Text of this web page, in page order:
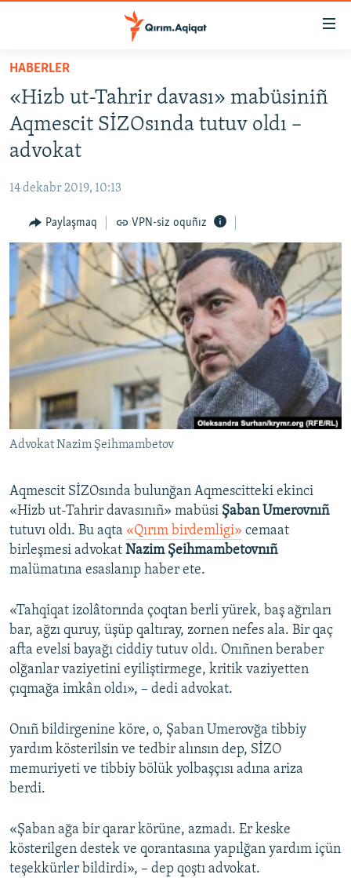
Esas
qaytmaq
Baş
navigatsiyağa
qaytmaq
Qıdıruvğa
HABERLER
İQTİSADİYAT
MEDENİYET
İNSAN AQLARI
VİDEO
SÜRET
BLOGLAR
FİKİR
Русский
Українською
QOŞULIÑIZ!
RFE/RS bütün saytları
HABERLER
«Hizb ut-Tahrir davası» mabüsiniñ
Aqmescit SİZOsında tutuv oldı –
advokat
14 dekabr 2019, 10:13
Paylaşmaq VPN-siz oquñız
Advokat Nazim Şeihmambetov
Aqmescit SİZOsında bulunğan Aqmescitteki ekinci
«Hizb ut-Tahrir davasınıñ» mabüsi Şaban Umerovnıñ
tutuvı oldı. Bu aqta «Qırım birdemligi» cemaat
birleşmesi advokat Nazim Şeihmambetovnıñ
malümatına esaslanıp haber ete.
«Tahqiqat izolâtorında çoqtan berli yürek, baş ağrıları
bar, ağzı quruy, üşüp qaltıray, zornen nefes ala. Bir qaç
afta evelsi bayağı ciddiy tutuv oldı. Onıñnen beraber
olğanlar vaziyetini eyiliştirmege, kritik vaziyetten
çıqmağa imkân oldı», – dedi advokat.
Onıñ bildirgenine köre, o, Şaban Umerovğa tibbiy
yardım kösterilsin ve tedbir alınsın dep, SİZO
memuriyeti ve tibbiy bölük yolbaşçısı adına ariza
berdi.
«Şaban ağa bir qarar körüne, azmadı. Er keske
kösterilgen destek ve qorantasına yapılğan yardım içün
teşekkürler bildirdi», – dep qoştı advokat.